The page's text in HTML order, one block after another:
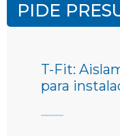
PIDE
T-Fit:
para